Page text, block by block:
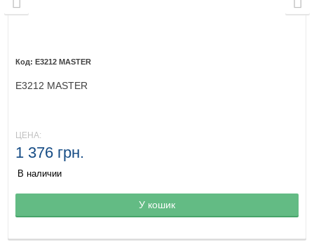
Товар в корзине
E3212 MASTER
E3212 MASTER
ЦЕНА:
1 376 грн.
В наличии
У кошик